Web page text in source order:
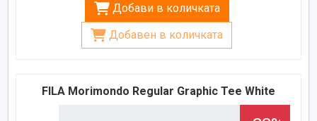
Добави в количката
Добавен в количката
FILA Morimondo Regular Graphic Tee White